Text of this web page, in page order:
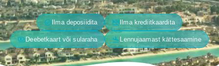
verified Ilma deposiidita credit_card_off Ilma krediitkaardita
paymentsDeebetkaart või sularaha flight_land Lennujaamast kättesaamine